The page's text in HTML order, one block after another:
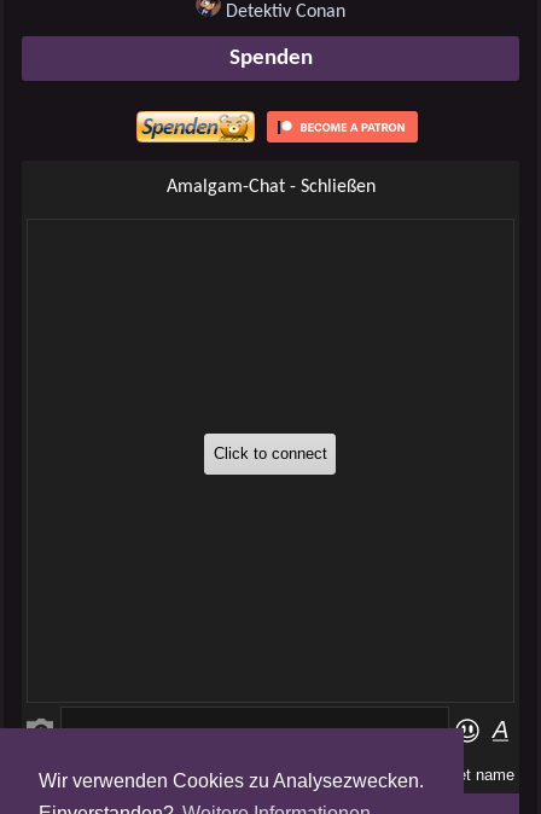
Wir verwenden Cookies zu Analysezwecken.
Detektiv Conan
Spenden
Amalgam-Chat - Schließen